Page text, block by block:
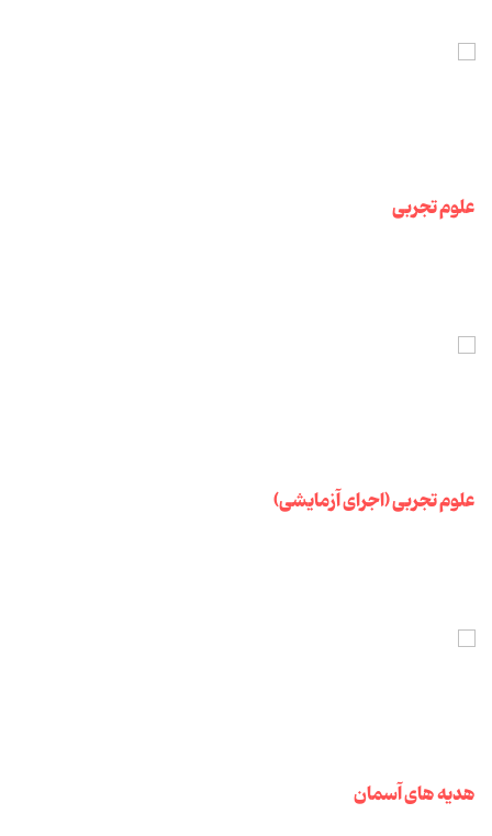
علوم تجربی
علوم تجربی (اجرای آزمایشی)
هدیه های آسمان